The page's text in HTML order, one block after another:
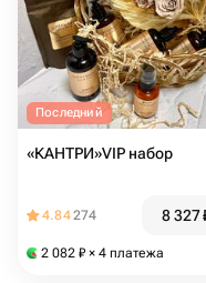
Последний
«КАНТРИ»VIP набор
4.84274 8 327
2 082 ₽ × 4 платежа